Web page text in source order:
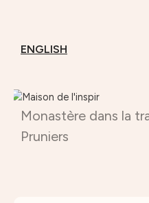
ENGLISH
Monastère dans la
Pruniers